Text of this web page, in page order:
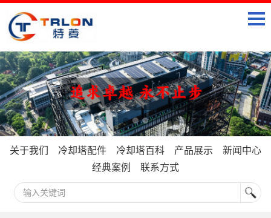
关于我们 冷却塔配件 冷却塔百科 产品展示
新闻中心
经典案例
联系方式